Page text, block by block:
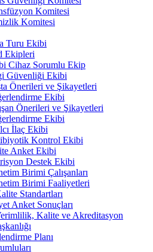
Komitesi
Komitesi
Turu Ekibi
Ekipleri
Cihaz Sorumlu Ekip
Güvenliği Ekibi
Önerileri ve Şikayetleri
Ekibi
Önerileri ve Şikayetleri
Ekibi
İlaç Ekibi
Kontrol Ekibi
Anket Ekibi
Destek Ekibi
Birimi Çalışanları
Birimi Faaliyetleri
Standartları
Anket Sonuçları
Kalite ve Akreditasyon
Planı